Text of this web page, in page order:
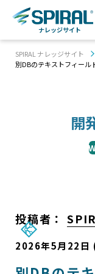
ナレッジサイト
SPIRAL ナレッジサイト
別DBのテキストフィー
開
投稿者：
2026年5月22日